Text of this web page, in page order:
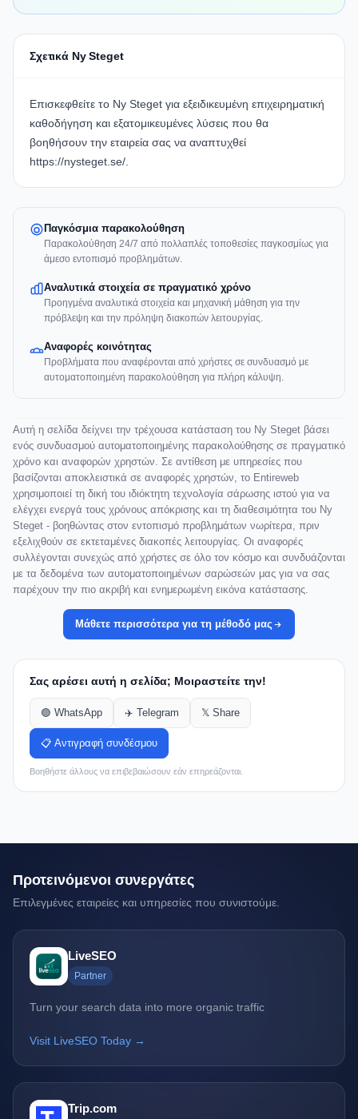
Σχετικά Ny Steget
Επισκεφθείτε το Ny Steget για εξειδικευμένη επιχειρηματική
καθοδήγηση και εξατομικευμένες λύσεις που θα
βοηθήσουν την εταιρεία σας να αναπτυχθεί
https://nysteget.se/.
Παγκόσμια παρακολούθηση
Παρακολούθηση 24/7 από πολλαπλές τοποθεσίες παγκοσμίως για
άμεσο εντοπισμό προβλημάτων.
Αναλυτικά στοιχεία σε πραγματικό χρόνο
Προηγμένα αναλυτικά στοιχεία και μηχανική μάθηση για την
πρόβλεψη και την πρόληψη διακοπών λειτουργίας.
Αναφορές κοινότητας
Προβλήματα που αναφέρονται από χρήστες σε συνδυασμό με
αυτοματοποιημένη παρακολούθηση για πλήρη κάλυψη.
Αυτή η σελίδα δείχνει την τρέχουσα κατάσταση του Ny Steget βάσει
ενός συνδυασμού αυτοματοποιημένης παρακολούθησης σε πραγματικό
χρόνο και αναφορών χρηστών. Σε αντίθεση με υπηρεσίες που
βασίζονται αποκλειστικά σε αναφορές χρηστών, το Entireweb
χρησιμοποιεί τη δική του ιδιόκτητη τεχνολογία σάρωσης ιστού για να
ελέγχει ενεργά τους χρόνους απόκρισης και τη διαθεσιμότητα του Ny
Steget - βοηθώντας στον εντοπισμό προβλημάτων νωρίτερα, πριν
εξελιχθούν σε εκτεταμένες διακοπές λειτουργίας. Οι αναφορές
συλλέγονται συνεχώς από χρήστες σε όλο τον κόσμο και συνδυάζονται
με τα δεδομένα των αυτοματοποιημένων σαρώσεών μας για να σας
παρέχουν την πιο ακριβή και ενημερωμένη εικόνα κατάστασης.
Μάθετε περισσότερα για τη μέθοδό μας
Σας αρέσει αυτή η σελίδα; Μοιραστείτε την!
🟢 WhatsApp ✈️ Telegram 𝕏 Share
📋 Αντιγραφή συνδέσμου
Βοηθήστε άλλους να επιβεβαιώσουν εάν επηρεάζονται.
Προτεινόμενοι συνεργάτες
Επιλεγμένες εταιρείες και υπηρεσίες που συνιστούμε.
LiveSEO
Partner
Turn your search data into more organic traffic
Visit LiveSEO Today →
Trip.com